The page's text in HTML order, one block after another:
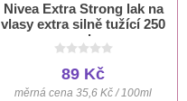
Nivea Extra Strong lak na
vlasy extra silně tužící 250
ml
89 Kč
měrná cena 35,6 Kč / 100ml